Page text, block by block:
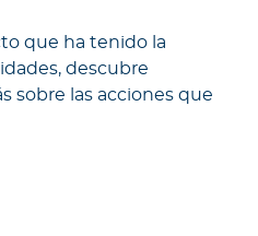
que ha tenido la
descubre
sobre las acciones que